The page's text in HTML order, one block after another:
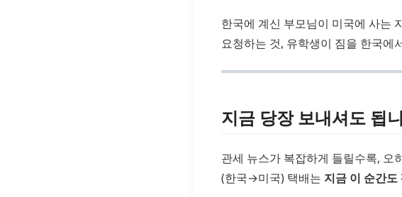
한국에 계신 부모님이 미국에 사는
요청하는 것, 유학생이 짐을 한국에
지금 당장 보내셔도 됩
관세 뉴스가 복잡하게 들릴수록, 오
(한국→미국) 택배는 지금 이 순간도